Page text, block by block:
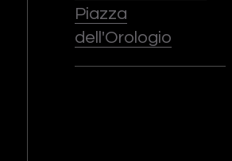
Piazza
dell'Orologio